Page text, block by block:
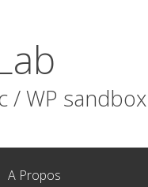
/ WP sandbox
A Propos